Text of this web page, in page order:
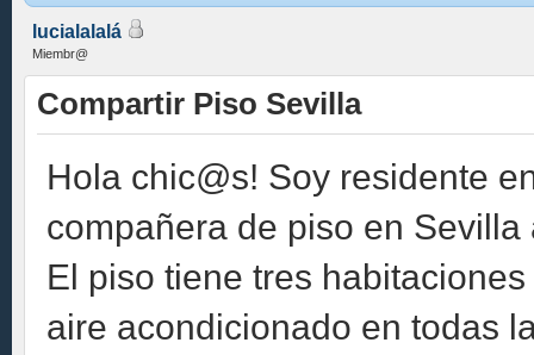
lucialalalá
Miembr@
Compartir Piso Sevilla
Hola chic@s! Soy residente
compañera de piso en
El piso tiene tres
aire acondicionado en todas